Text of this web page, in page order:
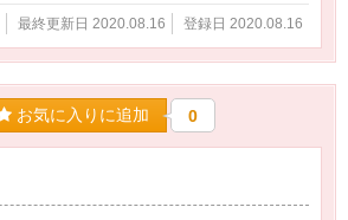
最終更新日 2020.08.16 登録日 2020.08.16
お気に入りに追加 0